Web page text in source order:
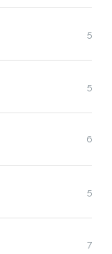
5
5
6
5
7